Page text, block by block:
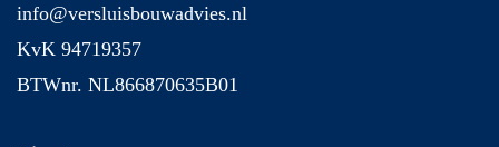
info@versluisbouwadvies.nl
KvK 94719357
BTWnr. NL866870635B01